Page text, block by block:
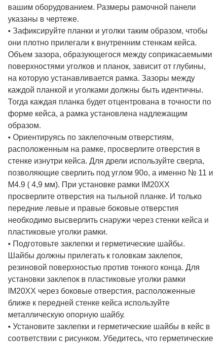
вашим оборудованием. Размеры рамочной панели
указаны в чертеже.
• Зафиксируйте планки и уголки таким образом, чтобы
они плотно прилегали к внутренним стенкам кейса.
Объем зазора, образующегося между соприкасаемыми
поверхностями уголков и планок, зависит от глубины,
на которую устанавливается рамка. Зазоры между
каждой планкой и уголками должны быть идентичны.
Тогда каждая планка будет отцентрована в точности по
форме кейса, а рамка установлена надлежащим
образом.
• Ориентируясь по заклепочным отверстиям,
расположенным на рамке, просверлите отверстия в
стенке изнутри кейса. Для дрели используйте сверла,
позволяющие сверлить под углом 90о, а именно № 11 и
M4.9 ( 4,9 мм). При установке рамки IM20XX
просверлите отверстия на тыльной планке. И только
передние левые и правые боковые отверстия
необходимо высверлить снаружи через стенки кейса и
пластиковые уголки рамки.
• Подготовьте заклепки и герметические шайбы.
Шайбы должны прилегать к головкам заклепок,
резиновой поверхностью против тонкого конца. Для
установки заклепок в пластиковые уголки рамки
IM20XX через боковые отверстия, расположенные
ближе к передней стенке кейса используйте
металлическую опорную шайбу.
• Установите заклепки и герметические шайбы в кейс в
соответствии с рисунком. Убедитесь, что герметические